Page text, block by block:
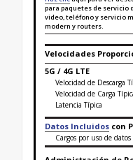
para paquetes de servicio
video, teléfono y servicio
modern y routers.
Velocidades
5G / 4G LTE
Velocidad de Descarga
Velocidad de Carga
Latencia Típica
Datos Incluidos con
Cargos por uso de